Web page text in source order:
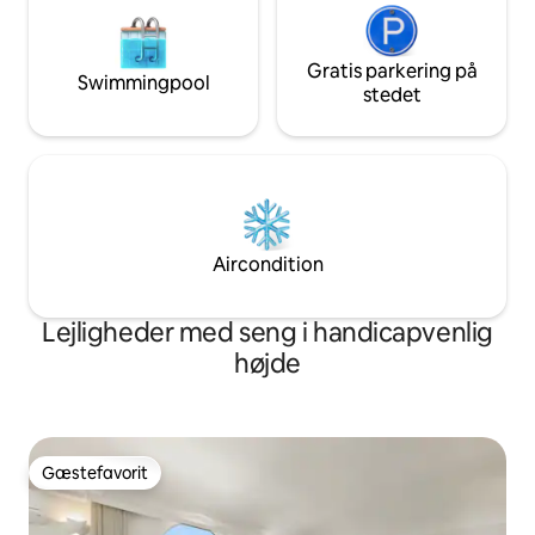
Swimmingpool
Gratis parkering på
stedet
Aircondition
Lejligheder med seng i handicapvenlig
højde
Gæstefavorit
Gæstefavorit